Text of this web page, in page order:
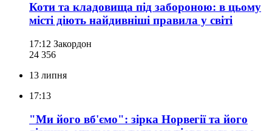
Коти та кладовища під забороною: в цьому
місті діють найдивніші правила у світі
17:12 Закордон
24 356
13 липня
17:13
"Ми його вб'ємо": зірка Норвегії та його